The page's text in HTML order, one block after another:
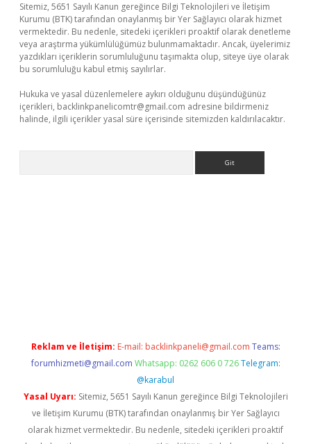
Sitemiz, 5651 Sayılı Kanun gereğince Bilgi Teknolojileri ve İletişim
Kurumu (BTK) tarafından onaylanmış bir Yer Sağlayıcı olarak hizmet
vermektedir. Bu nedenle, sitedeki içerikleri proaktif olarak denetleme
veya araştırma yükümlülüğümüz bulunmamaktadır. Ancak, üyelerimiz
yazdıkları içeriklerin sorumluluğunu taşımakta olup, siteye üye olarak
bu sorumluluğu kabul etmiş sayılırlar.
Hukuka ve yasal düzenlemelere aykırı olduğunu düşündüğünüz
içerikleri, backlinkpanelicomtr@gmail.com adresine bildirmeniz
halinde, ilgili içerikler yasal süre içerisinde sitemizden kaldırılacaktır.
Reklam ve İletişim: E-mail: backlinkpaneli@gmail.com Teams:
forumhizmeti@gmail.com Whatsapp: 0262 606 0 726 Telegram:
@karabul
Yasal Uyarı: Sitemiz, 5651 Sayılı Kanun gereğince Bilgi Teknolojileri
ve İletişim Kurumu (BTK) tarafından onaylanmış bir Yer Sağlayıcı
olarak hizmet vermektedir. Bu nedenle, sitedeki içerikleri proaktif